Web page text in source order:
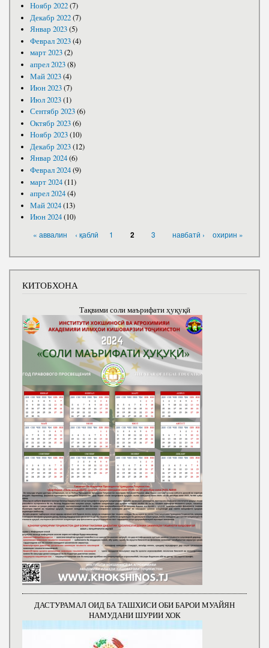
Ноябр 2022(7)
Декабр 2022(7)
Январ 2023(5)
Феврал 2023(4)
март 2023(2)
апрел 2023(8)
Май 2023(4)
Июн 2023(7)
Июл 2023(1)
Сентябр 2023(6)
Октябр 2023(6)
Ноябр 2023(10)
Декабр 2023(12)
Январ 2024(6)
Феврал 2024(9)
март 2024(11)
апрел 2024(4)
Май 2024(13)
Июн 2024(10)
« аввалин ‹ қаблӣ 1 2 3 навбатӣ › охирин »
КИТОБХОНА
Тақвими соли маърифати ҳуқуқӣ
ДАСТУРАМАЛ ОИД БА ТАШХИСИ ОБИ БАРОИ МУАЙЯН
НАМУДАНИ ШУРИИ ХОК